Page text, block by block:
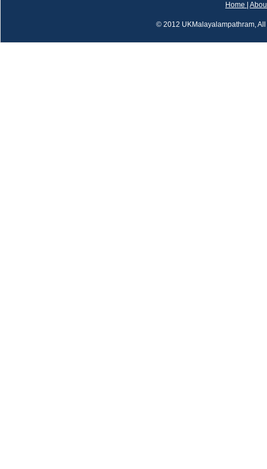
Home
© 2012 UKMalayalampathram,